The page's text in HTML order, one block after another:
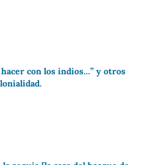
hacer con los indios…” y otros